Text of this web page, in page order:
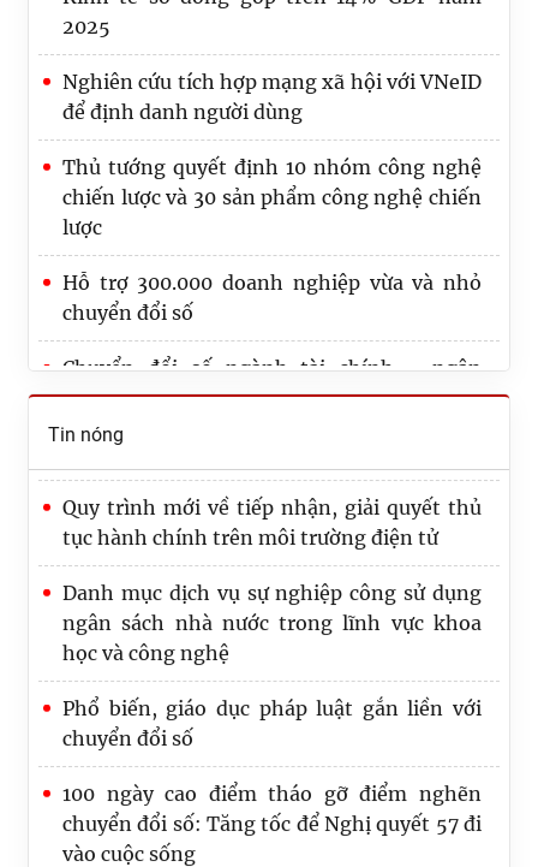
2025
Nghiên cứu tích hợp mạng xã hội với VNeID
để định danh người dùng
Thủ tướng quyết định 10 nhóm công nghệ
chiến lược và 30 sản phẩm công nghệ chiến
lược
Hỗ trợ 300.000 doanh nghiệp vừa và nhỏ
chuyển đổi số
Chuyển đổi số ngành tài chính - ngân
hàng: Cơ hội bứt phá từ AI, dữ liệu số
Tin nóng
Nâng cao hiệu quả chuyển đổi số trong Hệ
thống Thi hành án dân sự
Ứng dụng AI phục vụ việc xây dựng và tổ
chức thi hành pháp luật
Bộ Tư pháp hướng tới nền tảng kiểm soát
Quy trình mới về tiếp nhận, giải quyết thủ
tục hành chính trên môi trường điện tử
Danh mục dịch vụ sự nghiệp công sử dụng
ngân sách nhà nước trong lĩnh vực khoa
học và công nghệ
Phổ biến, giáo dục pháp luật gắn liền với
chuyển đổi số
100 ngày cao điểm tháo gỡ điểm nghẽn
chuyển đổi số: Tăng tốc để Nghị quyết 57 đi
vào cuộc sống